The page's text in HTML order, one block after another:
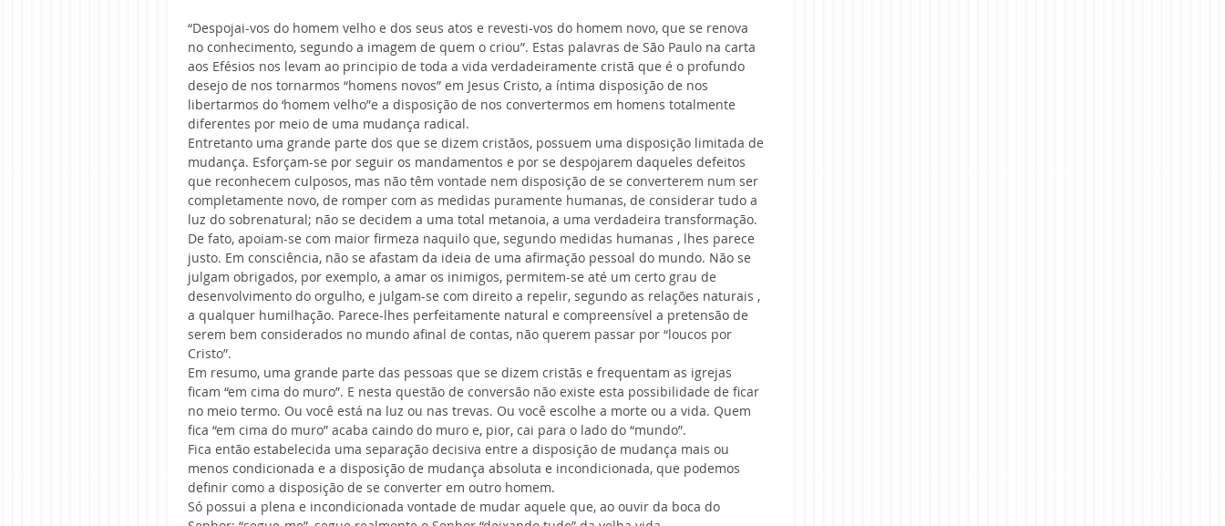
“Despojai-vos do homem velho e dos seus atos e revesti-vos do homem novo, que se renova
no conhecimento, segundo a imagem de quem o criou”. Estas palavras de São Paulo na carta
aos Efésios nos levam ao principio de toda a vida verdadeiramente cristã que é o profundo
desejo de nos tornarmos “homens novos” em Jesus Cristo, a íntima disposição de nos
libertarmos do ‘homem velho”e a disposição de nos convertermos em homens totalmente
diferentes por meio de uma mudança radical.
Entretanto uma grande parte dos que se dizem cristãos, possuem uma disposição limitada de
mudança. Esforçam-se por seguir os mandamentos e por se despojarem daqueles defeitos
que reconhecem culposos, mas não têm vontade nem disposição de se converterem num ser
completamente novo, de romper com as medidas puramente humanas, de considerar tudo a
luz do sobrenatural; não se decidem a uma total metanoia, a uma verdadeira transformação.
De fato, apoiam-se com maior firmeza naquilo que, segundo medidas humanas , lhes parece
justo. Em consciência, não se afastam da ideia de uma afirmação pessoal do mundo. Não se
julgam obrigados, por exemplo, a amar os inimigos, permitem-se até um certo grau de
desenvolvimento do orgulho, e julgam-se com direito a repelir, segundo as relações naturais ,
a qualquer humilhação. Parece-lhes perfeitamente natural e compreensível a pretensão de
serem bem considerados no mundo afinal de contas, não querem passar por “loucos por
Cristo”.
Em resumo, uma grande parte das pessoas que se dizem cristãs e frequentam as igrejas
ficam “em cima do muro”. E nesta questão de conversão não existe esta possibilidade de ficar
no meio termo. Ou você está na luz ou nas trevas. Ou você escolhe a morte ou a vida. Quem
fica “em cima do muro” acaba caindo do muro e, pior, cai para o lado do “mundo”.
Fica então estabelecida uma separação decisiva entre a disposição de mudança mais ou
menos condicionada e a disposição de mudança absoluta e incondicionada, que podemos
definir como a disposição de se converter em outro homem.
Só possui a plena e incondicionada vontade de mudar aquele que, ao ouvir da boca do